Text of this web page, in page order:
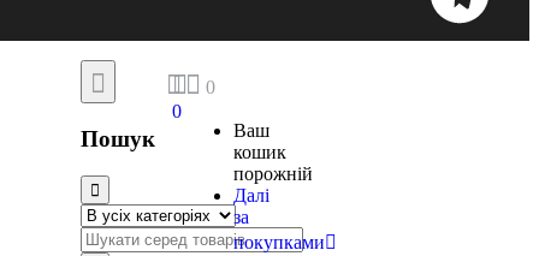
Пошук
0
0
Ваш
кошик
порожній
Далі
за
покупками